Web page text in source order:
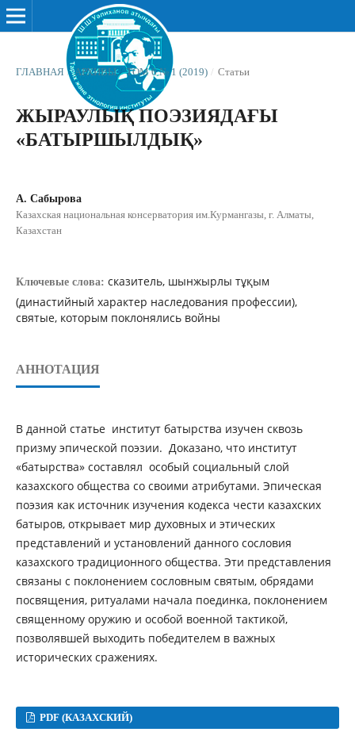
ГЛАВНАЯ / АРХИВЫ / ТОМ 6 № 1 (2019) / Статьи
ЖЫРАУЛЫҚ ПОЭЗИЯДАҒЫ
«БАТЫРШЫЛДЫҚ»
А. Сабырова
Казахская национальная консерватория им.Курмангазы, г. Алматы,
Казахстан
Ключевые слова: сказитель, шынжырлы тұқым
(династийный характер наследования профессии),
святые, которым поклонялись войны
АННОТАЦИЯ
В данной статье институт батырства изучен сквозь
призму эпической поэзии. Доказано, что институт
«батырства» составлял особый социальный слой
казахского общества со своими атрибутами. Эпическая
поэзия как источник изучения кодекса чести казахских
батыров, открывает мир духовных и этических
представлений и установлений данного сословия
казахского традиционного общества. Эти представления
связаны с поклонением сословным святым, обрядами
посвящения, ритуалами начала поединка, поклонением
священному оружию и особой военной тактикой,
позволявшей выходить победителем в важных
исторических сражениях.
PDF (КАЗАХСКИЙ)